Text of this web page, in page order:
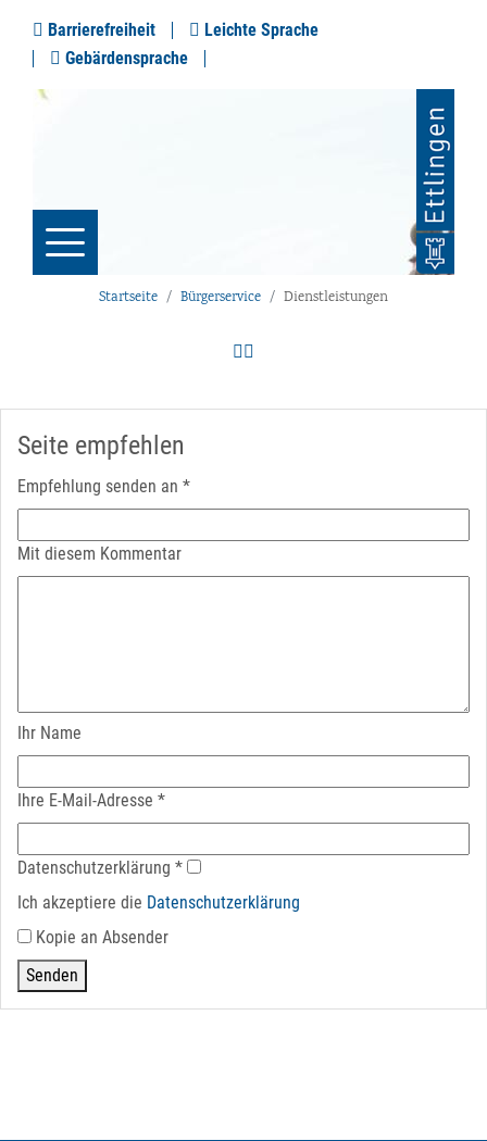
Barrierefreiheit
Leichte Sprache
Gebärdensprache
Startseite Bürgerservice Dienstleistungen
Seite empfehlen
Empfehlung senden an *
Mit diesem Kommentar
Ihr Name
Ihre E-Mail-Adresse *
Datenschutz­erklärung *
Ich akzeptiere die Datenschutz­erklärung
Kopie an Absender